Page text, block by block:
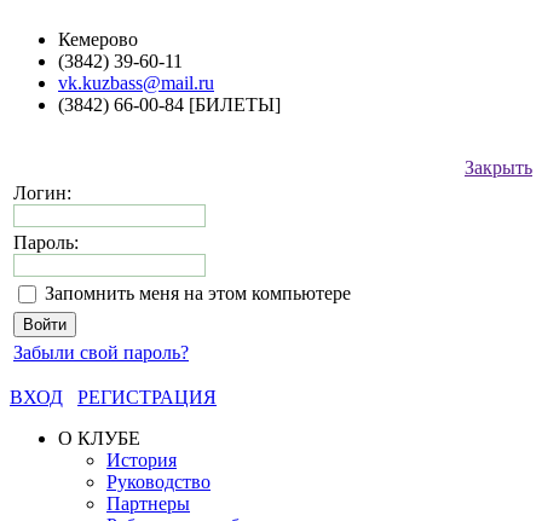
Кемерово
(3842) 39-60-11
vk.kuzbass@mail.ru
(3842) 66-00-84 [БИЛЕТЫ]
Закрыть
Логин:
Пароль:
Запомнить меня на этом компьютере
Забыли свой пароль?
ВХОД
РЕГИСТРАЦИЯ
О КЛУБЕ
История
Руководство
Партнеры